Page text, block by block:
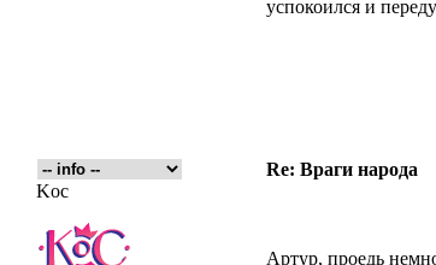
успокоился и
Re: Враги народа
Koc
Артур, проедь